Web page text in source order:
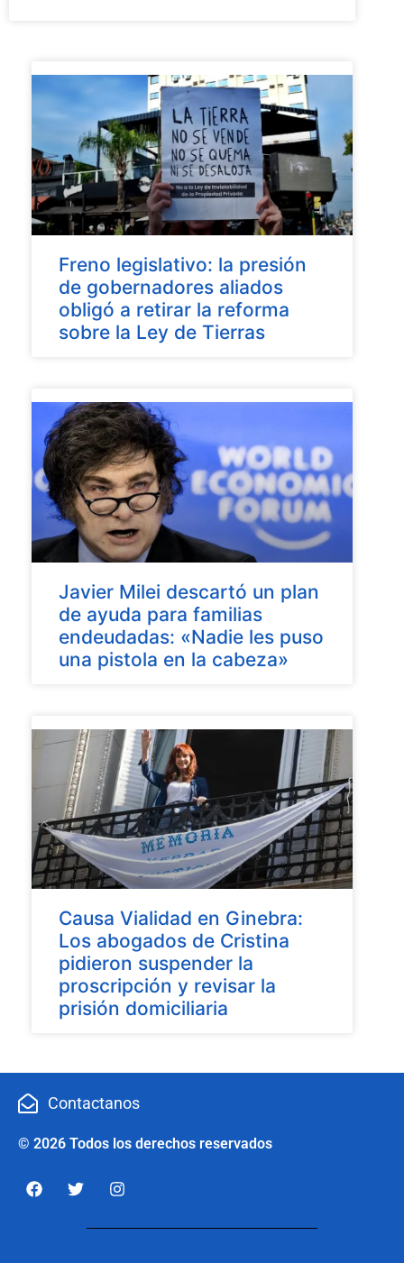
Freno legislativo: la presión
de gobernadores aliados
obligó a retirar la reforma
sobre la Ley de Tierras
Javier Milei descartó un plan
de ayuda para familias
endeudadas: «Nadie les puso
una pistola en la cabeza»
Causa Vialidad en Ginebra:
Los abogados de Cristina
pidieron suspender la
proscripción y revisar la
prisión domiciliaria
Contactanos
© 2026 Todos los derechos reservados